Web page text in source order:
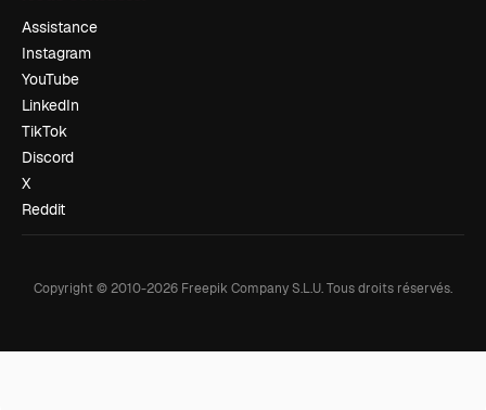
Assistance
Instagram
YouTube
LinkedIn
TikTok
Discord
X
Reddit
Copyright © 2010-2026 Freepik Company S.L.U.Tous droits réservés.